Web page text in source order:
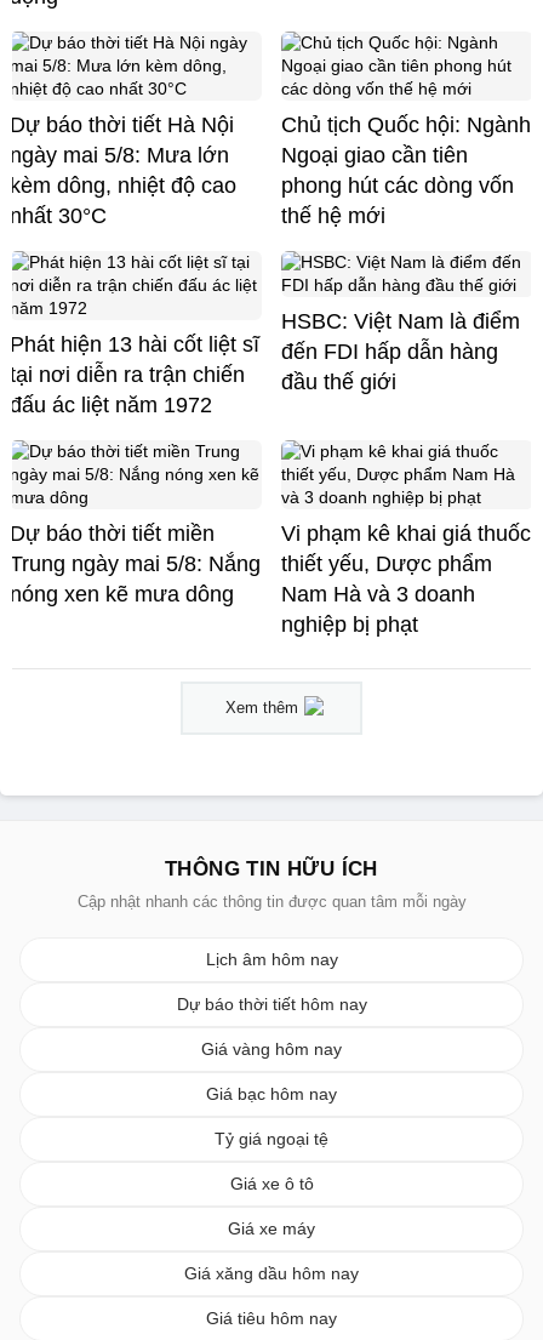
Dự báo thời tiết Hà Nội
ngày mai 5/8: Mưa lớn
kèm dông, nhiệt độ cao
nhất 30°C
Chủ tịch Quốc hội: Ngành
Ngoại giao cần tiên
phong hút các dòng vốn
thế hệ mới
Phát hiện 13 hài cốt liệt sĩ
tại nơi diễn ra trận chiến
đấu ác liệt năm 1972
HSBC: Việt Nam là điểm
đến FDI hấp dẫn hàng
đầu thế giới
Dự báo thời tiết miền
Trung ngày mai 5/8: Nắng
nóng xen kẽ mưa dông
Vi phạm kê khai giá thuốc
thiết yếu, Dược phẩm
Nam Hà và 3 doanh
nghiệp bị phạt
Xem thêm
THÔNG TIN HỮU ÍCH
Cập nhật nhanh các thông tin được quan tâm mỗi ngày
Lịch âm hôm nay
Dự báo thời tiết hôm nay
Giá vàng hôm nay
Giá bạc hôm nay
Tỷ giá ngoại tệ
Giá xe ô tô
Giá xe máy
Giá xăng dầu hôm nay
Giá tiêu hôm nay